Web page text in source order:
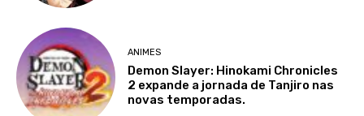
ANIMES
Demon Slayer: Hinokami Chronicles
2 expande a jornada de Tanjiro nas
novas temporadas.